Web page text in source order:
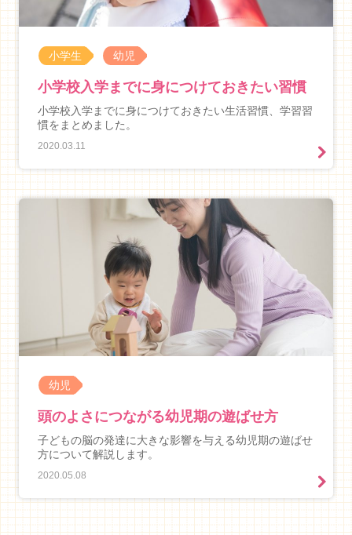
小学生 幼児
小学校入学までに身につけておきたい習慣
小学校入学までに身につけておきたい生活習慣、学習習
慣をまとめました。
2020.03.11
幼児
頭のよさにつながる幼児期の遊ばせ方
子どもの脳の発達に大きな影響を与える幼児期の遊ばせ
方について解説します。
2020.05.08